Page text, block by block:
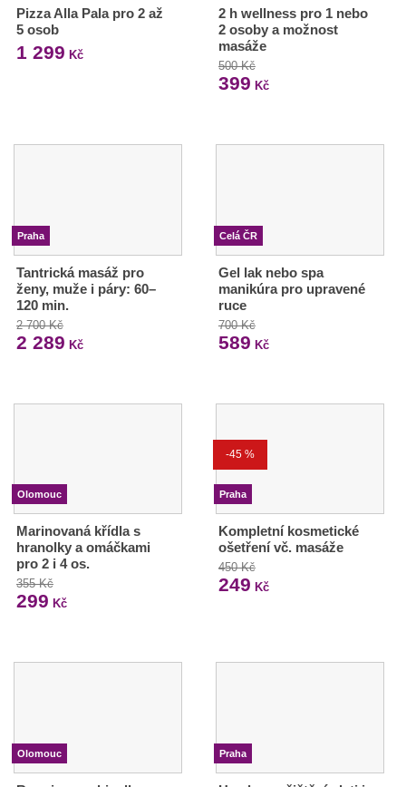
Pizza Alla Pala pro 2 až
5 osob
1 299 Kč
2 h wellness pro 1 nebo
2 osoby a možnost
masáže
500 Kč
399 Kč
Praha
Tantrická masáž pro
ženy, muže i páry: 60–
120 min.
2 700 Kč
2 289 Kč
Celá ČR
Gel lak nebo spa
manikúra pro upravené
ruce
700 Kč
589 Kč
Olomouc
Marinovaná křídla s
hranolky a omáčkami
pro 2 i 4 os.
355 Kč
299 Kč
-45 %
Praha
Kompletní kosmetické
ošetření vč. masáže
450 Kč
249 Kč
Olomouc Praha